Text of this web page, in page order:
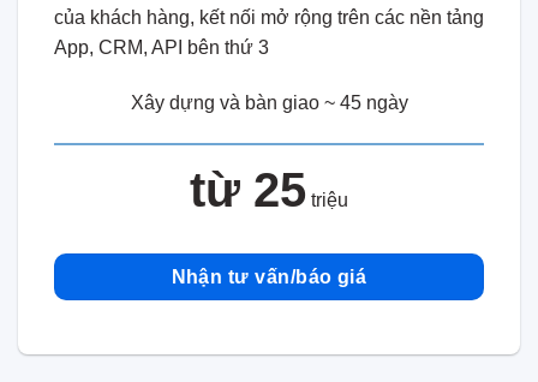
của khách hàng, kết nối mở rộng trên các nền tảng
App, CRM, API bên thứ 3
Xây dựng và bàn giao ~ 45 ngày
từ 25 triệu
Nhận tư vấn/báo giá